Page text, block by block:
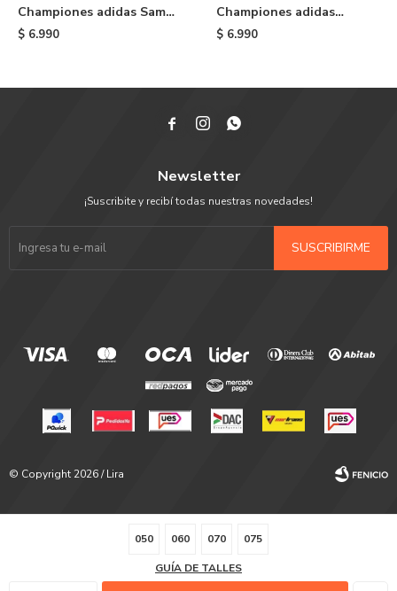
050 060 070 075
GUÍA DE TALLES
Championes adidas Samba
OG - White
$ 6.990
Championes adidas
Gazelle ADV - Brown
$ 6.990
  
Newsletter
¡Suscribite y recibí todas nuestras novedades!
SUSCRIBIRME
© Copyright 2026 / Lira